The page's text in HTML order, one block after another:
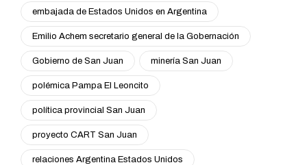
embajada de Estados Unidos en Argentina
Emilio Achem secretario general de la Gobernación
Gobierno de San Juan minería San Juan
polémica Pampa El Leoncito
política provincial San Juan
proyecto CART San Juan
relaciones Argentina Estados Unidos